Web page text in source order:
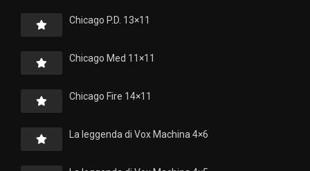
Chicago P.D. 13×11
Chicago Med 11×11
Chicago Fire 14×11
La leggenda di Vox Machina 4×6